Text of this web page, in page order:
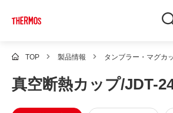
新
し
ィ
ン
ウ
で
サ
TOP 製品情報 タンブラー・マグカ
真空断熱カップ/JDT-